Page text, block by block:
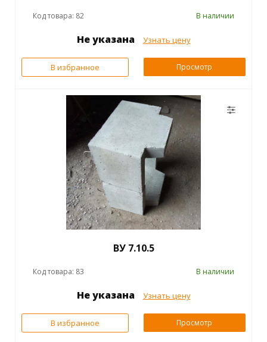
Код товара: 82 В наличии
Не указана Узнать цену
В избранное Просмотр
ВУ 7.10.5
Код товара: 83 В наличии
Не указана Узнать цену
В избранное Просмотр